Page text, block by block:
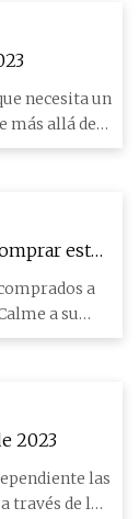
necesita un
más allá de
este
a
2023
las